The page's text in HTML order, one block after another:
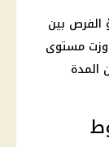
بين
مستوى
المدة